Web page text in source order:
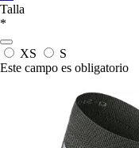
Talla
*
XS
S
Este campo es obligatorio